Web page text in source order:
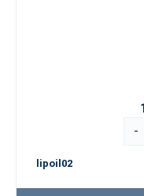
-
lipoil02